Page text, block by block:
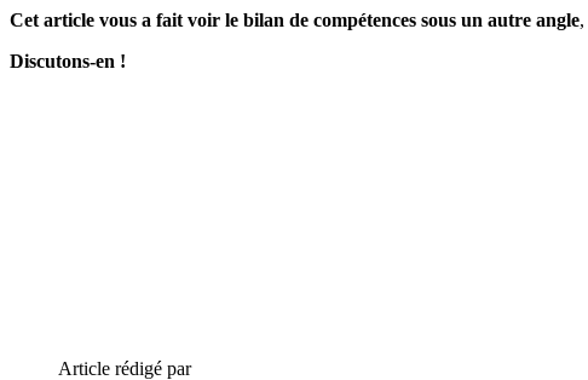
Cet article vous a fait voir le bilan de compétences sous un autre angle,
Discutons-en !
Article rédigé par